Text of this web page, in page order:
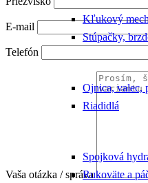
Stúpačky,
Riadidlá
Rukoväte a
Kľukový
Ojnica, valec,
Spojková
E-mail
Telefón
Vaša otázka / správa